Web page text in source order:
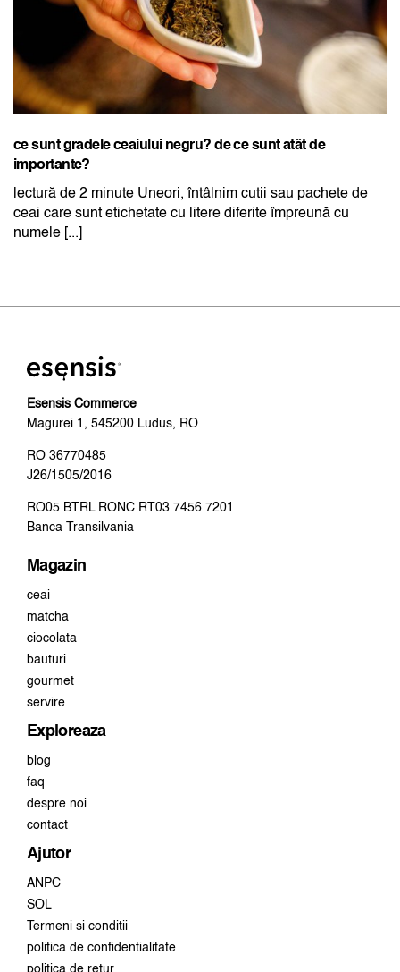
ce sunt gradele ceaiului negru? de ce sunt atât de
importante?
lectură de 2 minute Uneori, întâlnim cutii sau pachete de
ceai care sunt etichetate cu litere diferite împreună cu
numele [...]
Esensis Commerce
Magurei 1, 545200 Ludus, RO
RO 36770485
J26/1505/2016
RO05 BTRL RONC RT03 7456 7201
Banca Transilvania
Magazin
ceai
matcha
ciocolata
bauturi
gourmet
servire
Exploreaza
blog
faq
despre noi
contact
Ajutor
ANPC
SOL
Termeni si conditii
politica de confidentialitate
politica de retur